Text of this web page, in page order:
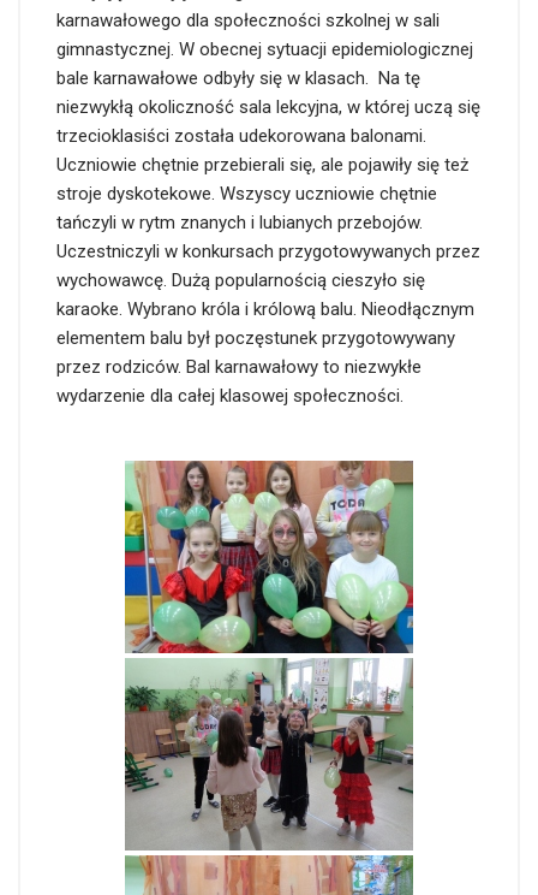
karnawałowego dla społeczności szkolnej w sali
gimnastycznej. W obecnej sytuacji epidemiologicznej
bale karnawałowe odbyły się w klasach. Na tę
niezwykłą okoliczność sala lekcyjna, w której uczą się
trzecioklasiści została udekorowana balonami.
Uczniowie chętnie przebierali się, ale pojawiły się też
stroje dyskotekowe. Wszyscy uczniowie chętnie
tańczyli w rytm znanych i lubianych przebojów.
Uczestniczyli w konkursach przygotowywanych przez
wychowawcę. Dużą popularnością cieszyło się
karaoke. Wybrano króla i królową balu. Nieodłącznym
elementem balu był poczęstunek przygotowywany
przez rodziców. Bal karnawałowy to niezwykłe
wydarzenie dla całej klasowej społeczności.